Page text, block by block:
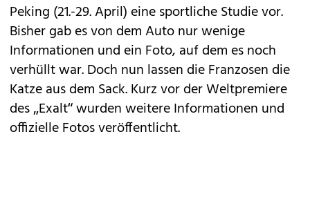
Peking (21.-29. April) eine sportliche Studie vor.
Bisher gab es von dem Auto nur wenige
Informationen und ein Foto, auf dem esnoch
verhüllt war. Doch nun lassen die Franzosen die
Katze aus dem Sack. Kurz vor der Weltpremiere
des „Exalt“ wurden weitere Informationen und
offizielle Fotos veröffentlicht.